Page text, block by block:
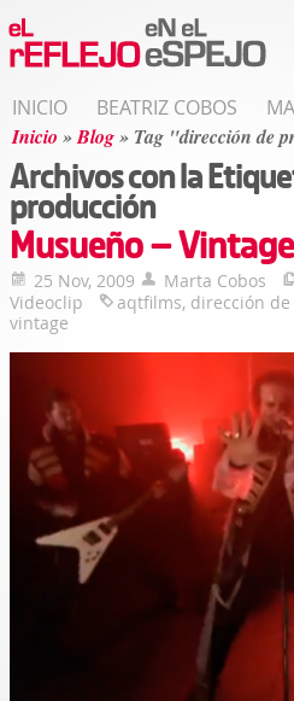
INICIO BEATRIZ COBOS
Inicio »Blog» Tag "dirección de
Archivos con la
producción
Musueño – Vintage
25 Nov, 2009 Marta Cobos
Videoclip
aqtfilms, dirección
vintage